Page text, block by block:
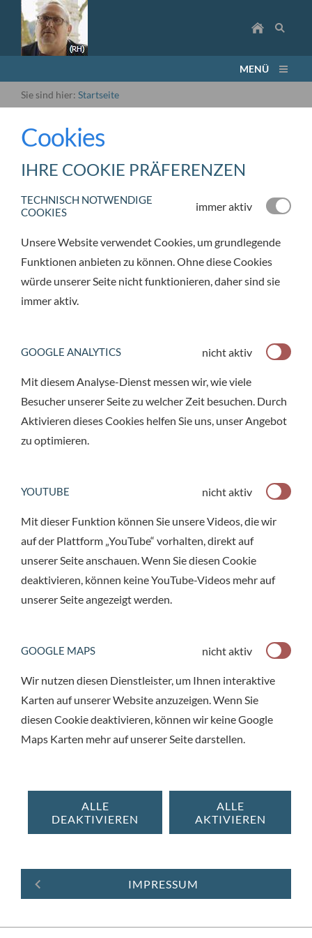
MENÜ
Sie sind hier: Startseite
Cookies
IHRE COOKIE PRÄFERENZEN
TECHNISCH NOTWENDIGE
COOKIES
immer aktiv
Unsere Website verwendet Cookies, um grundlegende
Funktionen anbieten zu können. Ohne diese Cookies
würde unserer Seite nicht funktionieren, daher sind sie
immer aktiv.
GOOGLE ANALYTICS nicht aktiv
Mit diesem Analyse-Dienst messen wir, wie viele
Besucher unserer Seite zu welcher Zeit besuchen. Durch
Aktivieren dieses Cookies helfen Sie uns, unser Angebot
zu optimieren.
YOUTUBE nicht aktiv
Mit dieser Funktion können Sie unsere Videos, die wir
auf der Plattform „YouTube“ vorhalten, direkt auf
unserer Seite anschauen. Wenn Sie diesen Cookie
deaktivieren, können keine YouTube-Videos mehr auf
unserer Seite angezeigt werden.
GOOGLE MAPS nicht aktiv
Wir nutzen diesen Dienstleister, um Ihnen interaktive
Karten auf unserer Website anzuzeigen. Wenn Sie
diesen Cookie deaktivieren, können wir keine Google
Maps Karten mehr auf unserer Seite darstellen.
ALLE
DEAKTIVIEREN
ALLE
AKTIVIEREN
IMPRESSUM